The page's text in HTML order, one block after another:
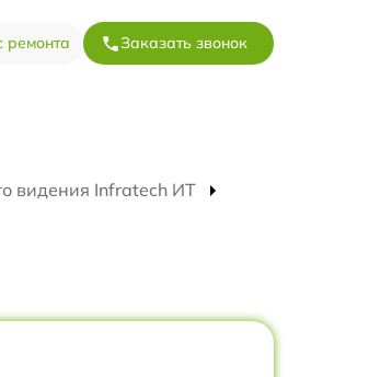
ремонта Заказать звонок
видения Infratech ИТ